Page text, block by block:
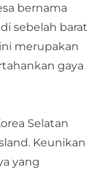
bernama
sebelah barat
merupakan
gaya
Selatan
Keunikan
yang